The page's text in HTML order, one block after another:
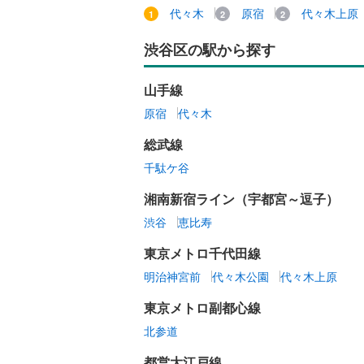
代々木 原宿 代々木上原
渋谷区の駅から探す
山手線
原宿 代々木
総武線
千駄ケ谷
湘南新宿ライン（宇都宮～逗子）
渋谷 恵比寿
東京メトロ千代田線
明治神宮前 代々木公園 代々木上原
東京メトロ副都心線
北参道